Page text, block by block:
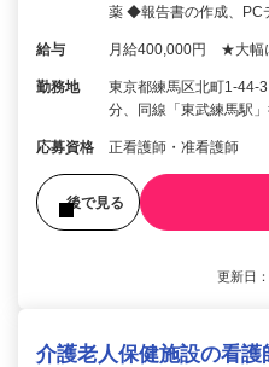
薬 ◆報告書の作成、PC
給与 月給400,000円 ★大幅
勤務地
東京都練馬区北町1-44-
分、同線「東武練馬駅」
応募資格 正看護師・准看護師
後で見る
更新日
介護老人保健施設の看護